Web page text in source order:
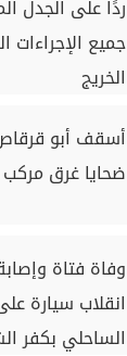
ردًا على الجدل
جميع
الخريج
أسقف أبو
ضحايا غرق مركب
انقلاب سيارة
الساحلي بكفر